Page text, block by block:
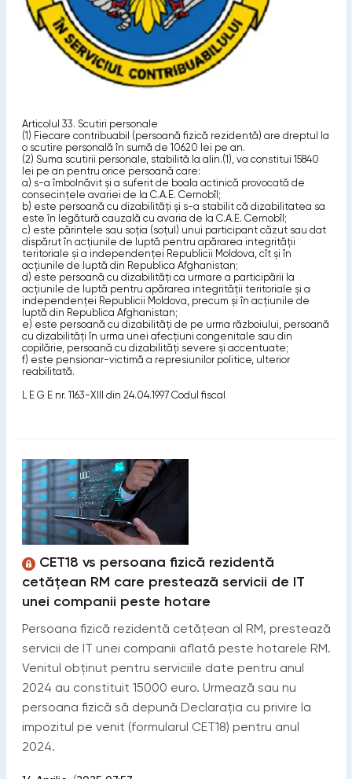
Articolul 33. Scutiri personale
(1) Fiecare contribuabil (persoană fizică rezidentă) are dreptul la
o scutire personală în sumă de 10620 lei pe an.
(2) Suma scutirii personale, stabilită la alin.(1), va constitui 15840
lei pe an pentru orice persoană care:
a) s-a îmbolnăvit şi a suferit de boala actinică provocată de
consecinţele avariei de la C.A.E. Cernobîl;
b) este persoană cu dizabilităţi şi s-a stabilit că dizabilitatea sa
este în legătură cauzală cu avaria de la C.A.E. Cernobîl;
c) este părintele sau soţia (soţul) unui participant căzut sau dat
dispărut în acţiunile de luptă pentru apărarea integrităţii
teritoriale şi a independenţei Republicii Moldova, cît şi în
acţiunile de luptă din Republica Afghanistan;
d) este persoană cu dizabilităţi ca urmare a participării la
acţiunile de luptă pentru apărarea integrităţii teritoriale şi a
independenţei Republicii Moldova, precum şi în acţiunile de
luptă din Republica Afghanistan;
e) este persoană cu dizabilităţi de pe urma războiului, persoană
cu dizabilităţi în urma unei afecţiuni congenitale sau din
copilărie, persoană cu dizabilităţi severe şi accentuate;
f) este pensionar-victimă a represiunilor politice, ulterior
reabilitată.
L E G E nr. 1163-XIII din 24.04.1997 Codul fiscal
CET18 vs persoana fizică rezidentă
cetățean RM care prestează servicii de IT
unei companii peste hotare
Persoana fizică rezidentă cetățean al RM, prestează
servicii de IT unei companii aflată peste hotarele RM.
Venitul obținut pentru serviciile date pentru anul
2024 au constituit 15000 euro. Urmează sau nu
persoana fizică să depună Declarația cu privire la
impozitul pe venit (formularul CET18) pentru anul
2024.